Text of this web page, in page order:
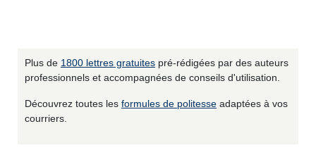
Plus de 1800 lettres gratuites pré-rédigées par des auteurs
professionnels et accompagnées de conseils d'utilisation.
Découvrez toutes les formules de politesse adaptées à vos
courriers.